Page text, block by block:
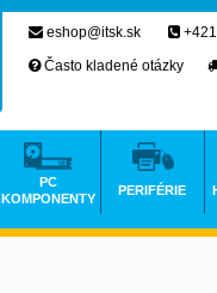
eshop@itsk.sk
Často kladené otázky
PC
KOMPONENTY
PERIFÉRIE